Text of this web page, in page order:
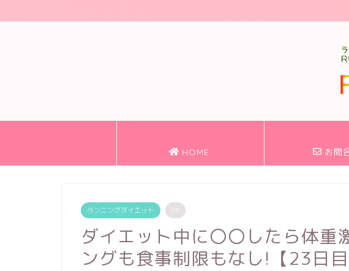
HOME お問
ランニングダイエット
ダイエット中に〇〇したら体重
ングも食事制限もなし!【23日